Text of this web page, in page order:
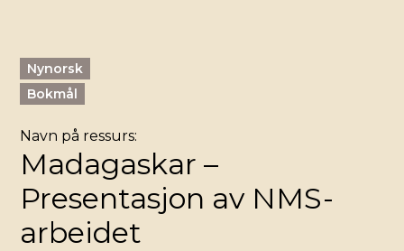
Nynorsk
Bokmål
Navn på ressurs:
Madagaskar –
Presentasjon av NMS-
arbeidet